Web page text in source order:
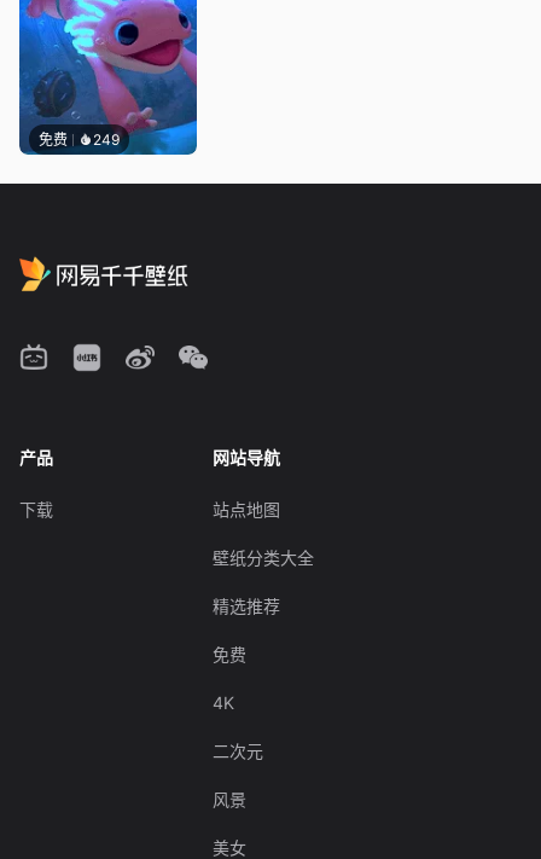
免费 249
产品
下载
网站导航
站点地图
壁纸分类大全
精选推荐
免费
4K
二次元
风景
美女